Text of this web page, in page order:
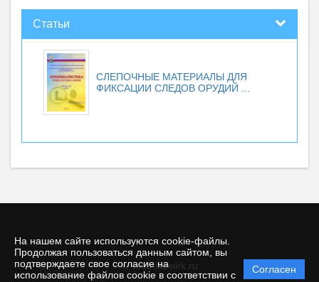
На нашем сайте используются cookie-файлы.
Продолжая пользоваться данным сайтом, вы
подтверждаете свое согласие на
использование файлов cookie в соответствии с
Согласен
Статьи
СЛЕПОЧНЫЕ МАТЕРИАЛЫ ДЛЯ
ФИКСАЦИИ СЛЕДОВ ОРУДИЙ ...
© vestnikesiirk.ru
Политика